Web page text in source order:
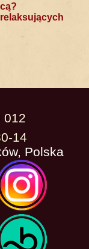
relaksujących
012
14
Polska